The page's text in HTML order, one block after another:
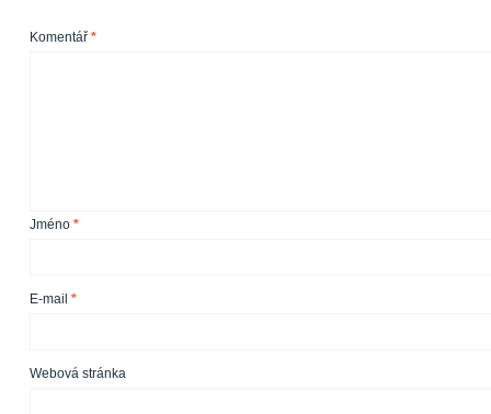
Komentář *
Jméno *
E-mail *
Webová stránka